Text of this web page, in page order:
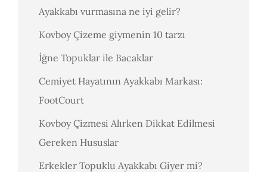
Ayakkabı vurmasına ne iyi gelir?
Kovboy Çizeme giymenin 10 tarzı
İğne Topuklar ile Bacaklar
Cemiyet Hayatının Ayakkabı Markası:
FootCourt
Kovboy Çizmesi Alırken Dikkat Edilmesi
Gereken Hususlar
Erkekler Topuklu Ayakkabı Giyer mi?